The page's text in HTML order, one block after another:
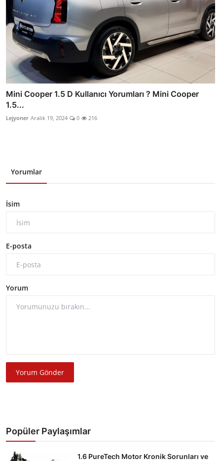
Mini Cooper 1.5 D Kullanıcı Yorumları ? Mini Cooper
1.5...
Lejyoner Aralık 19, 2024 0 216
Yorumlar
İsim
E-posta
Yorum
Yorum Gönder
Popüler Paylaşımlar
1.6 PureTech Motor Kronik Sorunları ve